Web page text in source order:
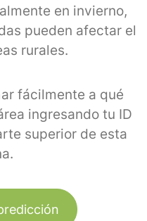
en invierno,
pueden afectar el
rurales.
fácilmente a qué
ingresando tu ID
superior de esta